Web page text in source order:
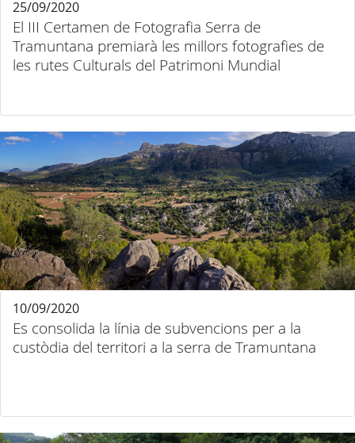
El III Certamen de Fotografia Serra de
Tramuntana premiarà les millors fotografies de
les rutes Culturals del Patrimoni Mundial
25/09/2020
Es consolida la línia de subvencions per a la
custòdia del territori a la serra de Tramuntana
10/09/2020